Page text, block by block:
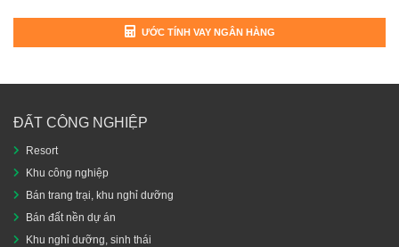
ƯỚC TÍNH VAY NGÂN HÀNG
ĐẤT CÔNG NGHIỆP
Resort
Khu công nghiệp
Bán trang trại, khu nghỉ dưỡng
Bán đất nền dự án
Khu nghỉ dưỡng, sinh thái